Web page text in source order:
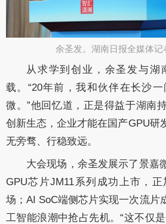
余圣发。湖南日报全媒体记
从求学到创业，余圣发与湖
载。“20年前，我和伙伴在长沙
微。”他回忆道，正是得益于湖南
创新生态，企业才能在国产GPU研
无旁骛、行稳致远。
大会现场，余圣发展示了景嘉
GPU芯片JM11系列成功上市，
场；AI SoC端侧芯片实现一次流片
工智能浪潮中抢占先机。“这不仅